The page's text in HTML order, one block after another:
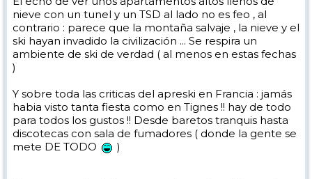
nieve con un tunel y un TSD al lado no es feo , al
contrario : parece que la montaña salvaje , la nieve y el
ski hayan invadido la civilización ... Se respira un
ambiente de ski de verdad ( al menos en estas fechas
)
Y sobre toda las criticas del apreski en Francia : jamás
habia visto tanta fiesta como en Tignes !! hay de todo
para todos los gustos !! Desde baretos tranquis hasta
discotecas con sala de fumadores ( donde la gente se
mete DE TODO
)